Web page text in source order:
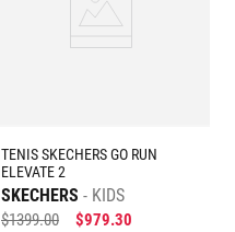
TENIS SKECHERS GO RUN
ELEVATE 2
SKECHERS KIDS
$1399.00 $979.30